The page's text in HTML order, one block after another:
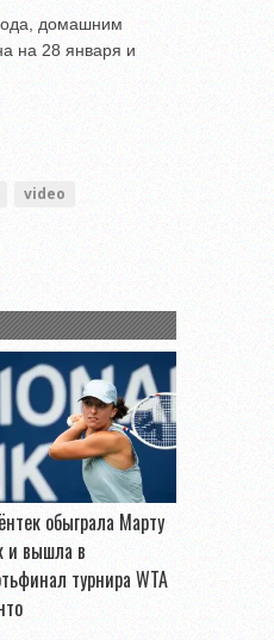
домашним
на 28 января и
video
обыграла Марту
и вышла в
турнира WTA